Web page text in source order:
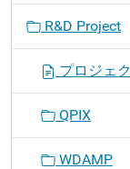
R&D Project
プロジェ
QPIX
WDAMP